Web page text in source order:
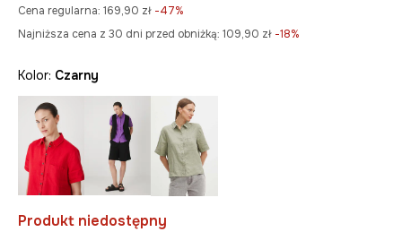
Cena regularna: 169,90 zł -47%
Najniższa cena z 30 dni przed obniżką: 109,90 zł -18%
Kolor: czarny
Produkt niedostępny